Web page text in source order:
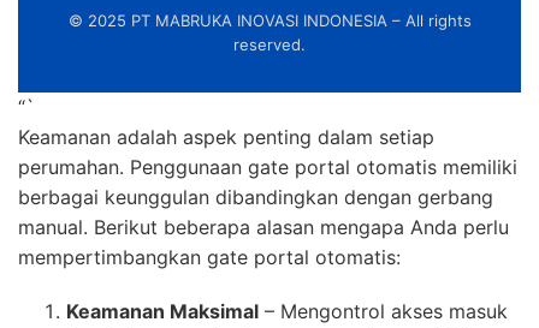
© 2025 PT MABRUKA INOVASI INDONESIA – All rights
reserved.
“`
Keamanan adalah aspek penting dalam setiap
perumahan. Penggunaan gate portal otomatis memiliki
berbagai keunggulan dibandingkan dengan gerbang
manual. Berikut beberapa alasan mengapa Anda perlu
mempertimbangkan gate portal otomatis:
Keamanan Maksimal – Mengontrol akses masuk